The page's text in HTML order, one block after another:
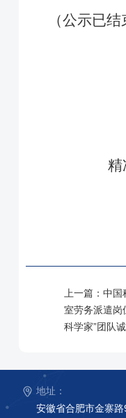
（公示已结
上一篇： 中国
室劳务派遣岗
科学家”团队
地址：
安徽省合肥市金寨